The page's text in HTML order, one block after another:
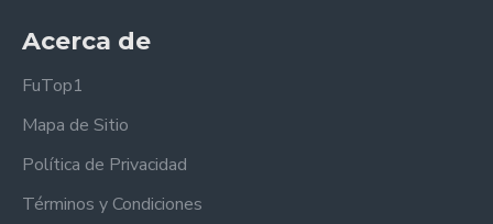
Acerca de
FuTop1
Mapa de Sitio
Política de Privacidad
Términos y Condiciones